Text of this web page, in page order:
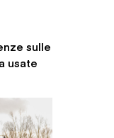
sulle
usate